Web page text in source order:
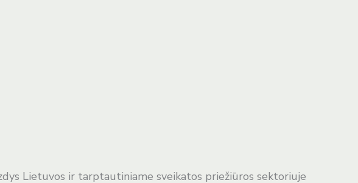
Lietuvos ir tarptautiniame sveikatos priežiūros sektoriuje